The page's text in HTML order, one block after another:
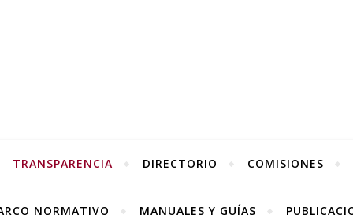
TRANSPARENCIA DIRECTORIO COMISIONES
NORMATIVO MANUALES Y GUÍAS